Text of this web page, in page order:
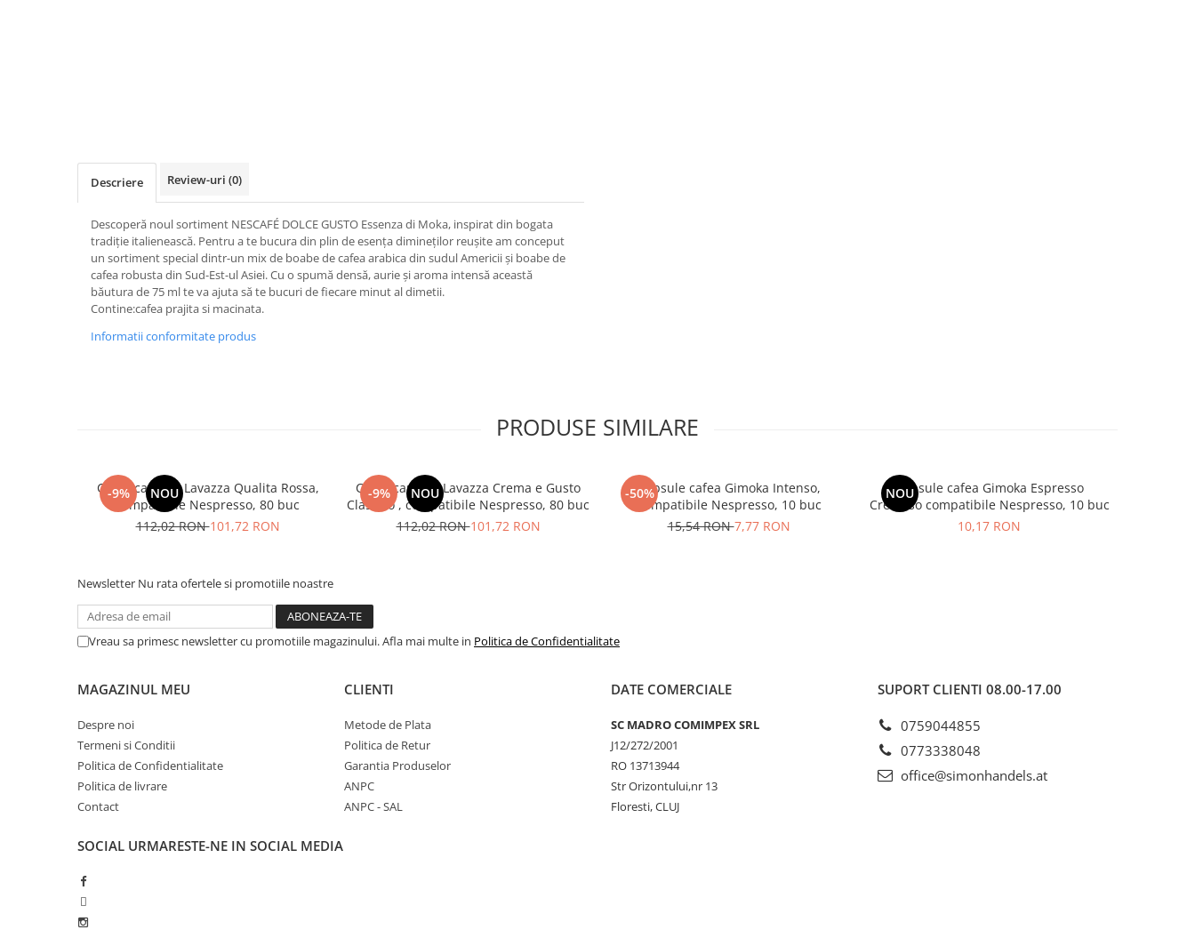
Descriere Review-uri (0)
Descoperă noul sortiment NESCAFÉ DOLCE GUSTO Essenza di Moka, inspirat din bogata
tradiţie italienească. Pentru a te bucura din plin de esenţa dimineţilor reuşite am conceput
un sortiment special dintr-un mix de boabe de cafea arabica din sudul Americii şi boabe de
cafea robusta din Sud-Est-ul Asiei. Cu o spumă densă, aurie şi aroma intensă această
băutura de 75 ml te va ajuta să te bucuri de fiecare minut al dimetii.
Contine:cafea prajita si macinata.
Informatii conformitate produs
PRODUSE SIMILARE
-9% NOU
Cafea capsule Lavazza Qualita Rossa,
compatibile Nespresso, 80 buc
112,02 RON101,72 RON
-9% NOU
Cafea capsule Lavazza Crema e Gusto
Classico , compatibile Nespresso, 80 buc
112,02 RON101,72 RON
-50%
Capsule cafea Gimoka Intenso,
Compatibile Nespresso, 10 buc
15,54 RON7,77 RON
NOU
Capsule cafea Gimoka Espresso
Cremoso compatibile Nespresso, 10 buc
10,17 RON
Newsletter Nu rata ofertele si promotiile noastre
Vreau sa primesc newsletter cu promotiile magazinului. Afla mai multe in Politica de Confidentialitate
MAGAZINUL MEU
Despre noi
Termeni si Conditii
Politica de Confidentialitate
Politica de livrare
Contact
CLIENTI
Metode de Plata
Politica de Retur
Garantia Produselor
ANPC
ANPC - SAL
DATE COMERCIALE
SC MADRO COMIMPEX SRL
J12/272/2001
RO 13713944
Str Orizontului,nr 13
Floresti, CLUJ
SUPORT CLIENTI 08.00-17.00
0759044855
0773338048
office@simonhandels.at
SOCIAL URMARESTE-NE IN SOCIAL MEDIA